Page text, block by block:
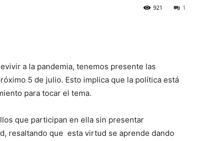
1
921
a la pandemia, tenemos presente las
5 de julio. Esto implica que la política está
para tocar el tema.
que participan en ella sin presentar
resaltando que esta virtud se aprende dando